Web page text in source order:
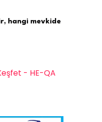
hangi mevkide